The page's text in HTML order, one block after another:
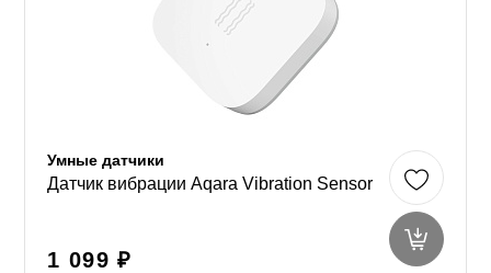
Умные датчики
Датчик вибрации Aqara Vibration Sensor
1 099 ₽